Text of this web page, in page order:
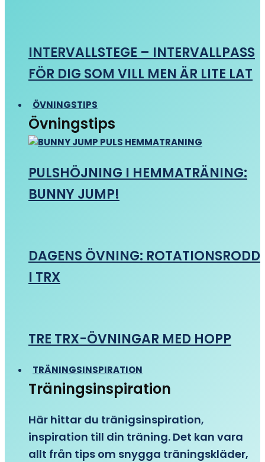
INTERVALLSTEGE – INTERVALLPASS
FÖR DIG SOM VILL MEN ÄR LITE LAT
ÖVNINGSTIPS
Övningstips
PULSHÖJNING I HEMMATRÄNING:
BUNNY JUMP!
DAGENS ÖVNING: ROTATIONSRODD
I TRX
TRE TRX-ÖVNINGAR MED HOPP
TRÄNINGSINSPIRATION
Träningsinspiration
Här hittar du tränigsinspiration,
inspiration till din träning. Det kan vara
allt från tips om snygga träningskläder,